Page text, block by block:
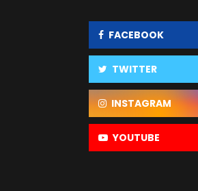
FACEBOOK
TWITTER
INSTAGRAM
YOUTUBE